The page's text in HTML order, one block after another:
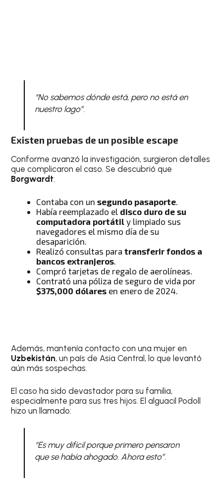
“No sabemos dónde está, pero no está en
nuestro lago”.
Existen pruebas de un posible escape
Conforme avanzó la investigación, surgieron detalles
que complicaron el caso. Se descubrió que
Borgwardt:
Contaba con unsegundo pasaporte
Había reemplazado el disco duro de su
computadora portátil y limpiado sus
navegadores el mismo día de su
desaparición.
Realizó consultas paratransferir fondos a
bancos extranjeros
Compró tarjetas de regalo de aerolíneas.
Contrató una póliza de seguro de vida por
$375,000 dólares en enero de 2024.
Además, mantenía contacto con una mujer en
Uzbekistán, un país de Asia Central, lo que levantó
aún más sospechas.
El caso ha sido devastador para su familia,
especialmente para sus tres hijos. El alguacil Podoll
hizo un llamado:
“Es muy difícil porque primero pensaron
que se había ahogado. Ahora esto”.